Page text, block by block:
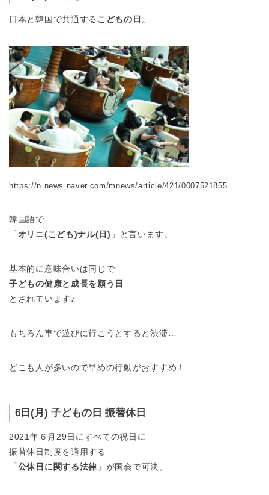
日本と韓国で共通する こどもの日 。
https://n.news.naver.com/mnews/article/421/0007521855
韓国語で
「オリニ(こども)ナル(日) 」と言います。
基本的に意味合いは同じで
子どもの健康と成長を願う日
とされています♪
もちろん車で遊びに行こうとすると渋滞…
どこも人が多いので早めの行動がおすすめ！
6日(月) 子どもの日 振替休日
2021年６月29日にすべての祝日に
振替休日制度を適用する
「公休日に関する法律 」が国会で可決。